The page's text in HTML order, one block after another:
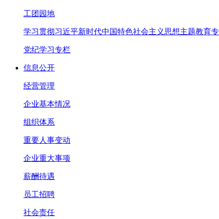
工团园地
学习贯彻习近平新时代中国特色社会主义思想主题教育
党纪学习专栏
信息公开
经营管理
企业基本情况
组织体系
重要人事变动
企业重大事项
薪酬待遇
员工招聘
社会责任